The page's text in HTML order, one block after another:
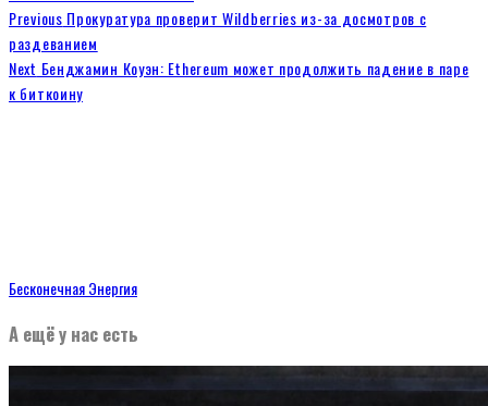
Previous Прокуратура проверит Wildberries из-за досмотров с
раздеванием
Next Бенджамин Коуэн: Ethereum может продолжить падение в паре
к биткоину
Бесконечная Энергия
А ещё у нас есть